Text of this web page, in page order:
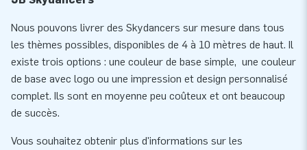
Nous pouvons livrer des Skydancers sur mesure dans tous
les thèmes possibles, disponibles de 4 à 10 mètres de haut. Il
existe trois options : une couleur de base simple, une couleur
de base avec logo ou une impression et design personnalisé
complet. Ils sont en moyenne peu coûteux et ont beaucoup
de succès.
Vous souhaitez obtenir plus d'informations sur les